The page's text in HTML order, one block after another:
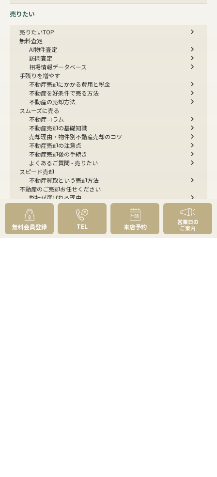
売りたい
売りたいTOP
無料査定
AI物件査定
訪問査定
相場情報データベース
手残りを増やす
不動産売却にかかる費用と税金
不動産を好条件で売る方法
不動産の売却方法
スムーズに売る
不動産コラム
不動産売却の基礎知識
売却理由・物件別不動産売却のコツ
不動産売却の注意点
不動産売却後の手続き
よくあるご質問 - 売りたい
スピード売却
不動産買取という売却方法
不動産のご売却お任せください
弊社が選ばれる理由
売却成功ストーリー40選
売却成約事例
お預かり物件掲載実例
無料実査定予約
無料会員登録 TEL 来店予約
営業日の
ご案内